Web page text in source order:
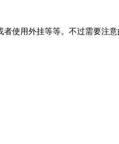
使用外挂等等。不过需要注